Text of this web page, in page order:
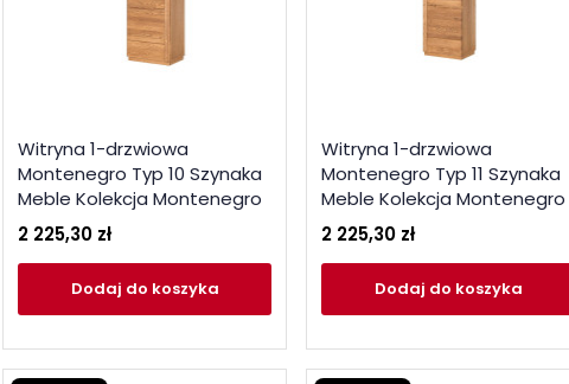
Witryna 1-drzwiowa
Montenegro Typ 10 Szynaka
Meble Kolekcja Montenegro
2 225,30 zł
Dodaj do koszyka
Witryna 1-drzwiowa
Montenegro Typ 11 Szynaka
Meble Kolekcja Montenegro
2 225,30 zł
Dodaj do koszyka